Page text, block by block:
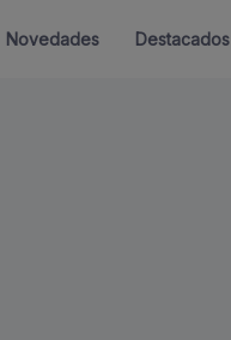
Novedades Destacados